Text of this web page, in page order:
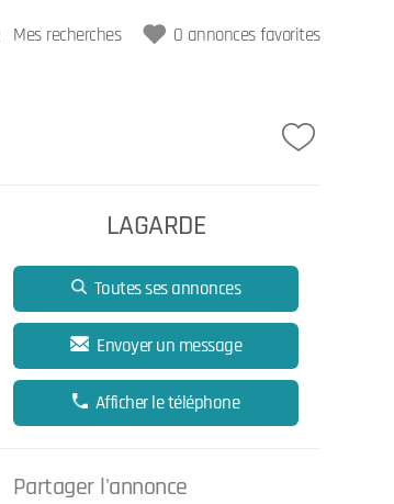
Mes recherches 0 annonces favorites
LAGARDE
Toutes ses annonces
Envoyer un message
Afficher le téléphone
Partager l'annonce